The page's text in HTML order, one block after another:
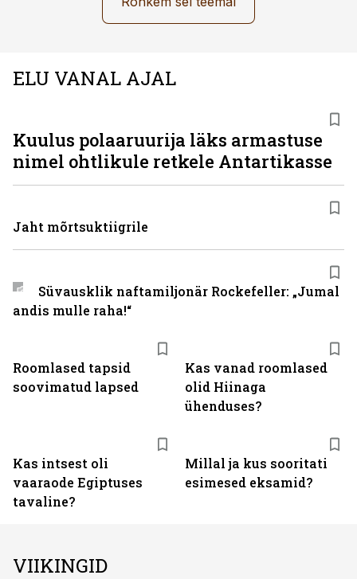
ELU VANAL AJAL
Roomlased tapsid
soovimatud lapsed
Kas vanad roomlased
olid Hiinaga
ühenduses?
Kas intsest oli
vaaraode Egiptuses
tavaline?
Millal ja kus sooritati
esimesed eksamid?
Kuulus polaaruurija läks armastuse
nimel ohtlikule retkele Antartikasse
Jaht mõrtsuktiigrile
Süvausklik naftamiljonär Rockefeller: „Jumal
andis mulle raha!“
VIIKINGID